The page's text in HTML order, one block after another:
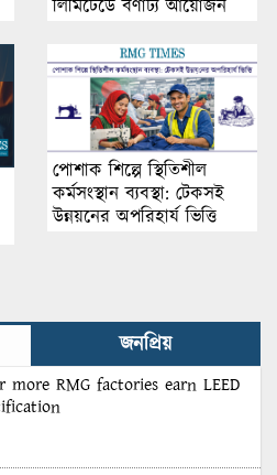
লিমিটেডে বর্ণাঢ্য আয়োজন
পোশাক শিল্পে স্থিতিশীল
কর্মসংস্থান ব্যবস্থা: টেকসই
উন্নয়নের অপরিহার্য ভিত্তি
জনপ্রিয়
more RMG factories earn LEED